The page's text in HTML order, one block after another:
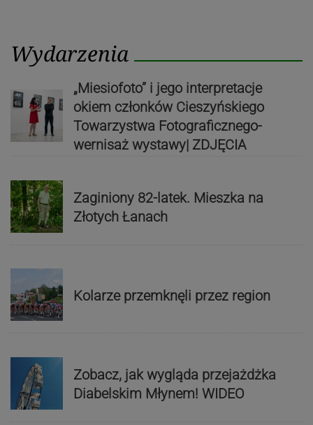
Wydarzenia
„Miesiofoto” i jego interpretacje
okiem członków Cieszyńskiego
Towarzystwa Fotograficznego-
wernisaż wystawy| ZDJĘCIA
Zaginiony 82-latek. Mieszka na
Złotych Łanach
Kolarze przemknęli przez region
Zobacz, jak wygląda przejażdżka
Diabelskim Młynem! WIDEO